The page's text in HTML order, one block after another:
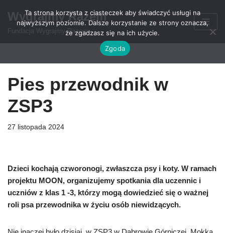
Przejdź
Wygrajmy Razem
Fundacja Wygrajmy Razem
Pies przewodnik w
ZSP3
27 listopada 2024
Dzieci kochają czworonogi, zwłaszcza psy i koty. W ramach
projektu MOON, organizujemy spotkania dla uczennic i
uczniów z klas 1 -3, którzy mogą dowiedzieć się o ważnej
roli psa przewodnika w życiu osób niewidzących.
Ta strona korzysta z ciasteczek aby świadczyć usługi na
najwyższym poziomie. Dalsze korzystanie ze strony oznacza,
że zgadzasz się na ich użycie.
Zgoda